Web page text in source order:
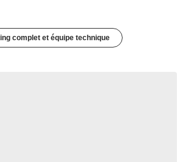
complet et équipe technique